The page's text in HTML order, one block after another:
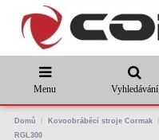
Menu Vyhledávání
Domů Kovoobráběcí stroje Cormak
RGL300